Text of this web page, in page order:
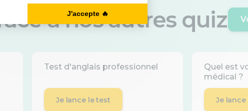
à nos autres quiz
Test d'anglais professionnel
Je lance le test
Quel est
médical ?
Je